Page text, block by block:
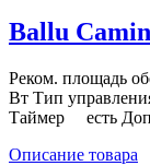
Ballu
Реком. площадь
Вт Тип
Таймер есть
Описание товара